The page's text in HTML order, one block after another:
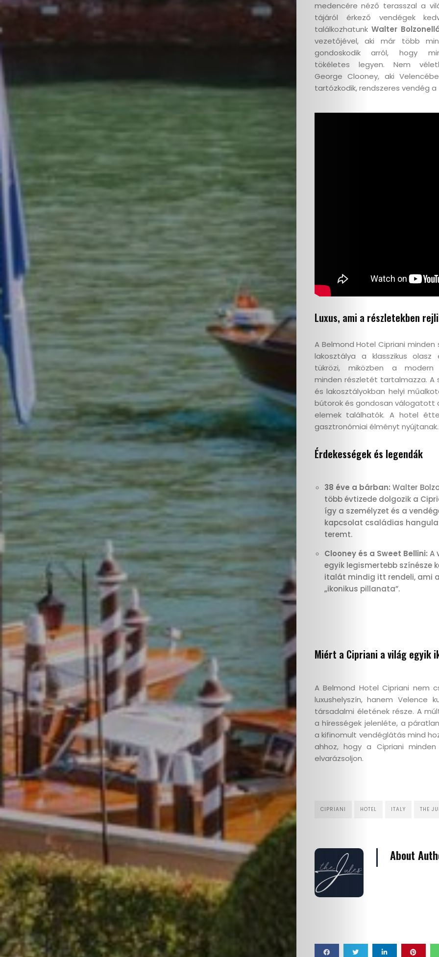
Gasztró
Interjú
Címlapsztorik
Kapcsolat
Search
medencére néző terasszal a
tájáról érkező vendégek
találkozhatunk Walter
vezetőjével, aki már több
gondoskodik arról, hogy
tökéletes legyen. Nem
George Clooney, aki
tartózkodik, rendszeres vendég a
Luxus, ami a részletekben
A Belmond Hotel Cipriani minden
lakosztálya a klasszikus olasz
tükrözi, miközben a modern
minden részletét tartalmazza. A
és lakosztályokban helyi
bútorok és gondosan válogatott
elemek találhatók. A hotel
gasztronómiai élményt nyújtanak.
Érdekességek és legendák
38 éve a bárban: Walter
több évtizede dolgozik a
így a személyzet és a
kapcsolat családias
teremt.
Clooney és a Sweet Bellini: A
egyik legismertebb színésze
italát mindig itt rendeli, ami
„ikonikus pillanata”.
Miért a Cipriani a világ egyik
A Belmond Hotel Cipriani nem
luxushelyszín, hanem Velence
társadalmi életének része. A
a hírességek jelenléte, a
a kifinomult vendéglátás mind
ahhoz, hogy a Cipriani
elvarázsoljon.
CIPRIANI HOTEL ITALY THE
About